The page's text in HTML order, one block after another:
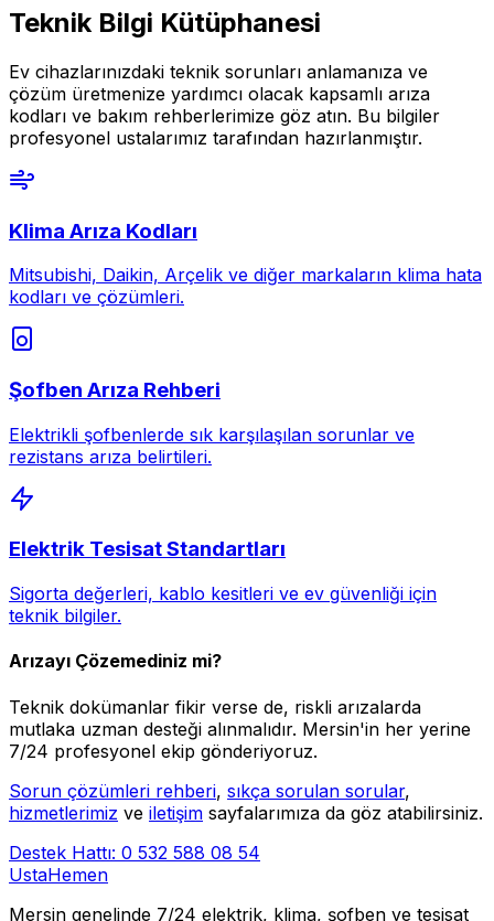
Teknik Bilgi Kütüphanesi
Ev cihazlarınızdaki teknik sorunları anlamanıza ve
çözüm üretmenize yardımcı olacak kapsamlı arıza
kodları ve bakım rehberlerimize göz atın. Bu bilgiler
profesyonel ustalarımız tarafından hazırlanmıştır.
Klima Arıza Kodları
Mitsubishi, Daikin, Arçelik ve diğer markaların klima hata
kodları ve çözümleri.
Şofben Arıza Rehberi
Elektrikli şofbenlerde sık karşılaşılan sorunlar ve
rezistans arıza belirtileri.
Elektrik Tesisat Standartları
Sigorta değerleri, kablo kesitleri ve ev güvenliği için
teknik bilgiler.
Arızayı Çözemediniz mi?
Teknik dokümanlar fikir verse de, riskli arızalarda
mutlaka uzman desteği alınmalıdır. Mersin'in her yerine
7/24 profesyonel ekip gönderiyoruz.
Sorun çözümleri rehberi, sıkça sorulan sorular,
hizmetlerimiz ve iletişim sayfalarımıza da göz atabilirsiniz.
Destek Hattı: 0 532 588 08 54
UstaHemen
Mersin genelinde 7/24 elektrik, klima, şofben ve tesisat